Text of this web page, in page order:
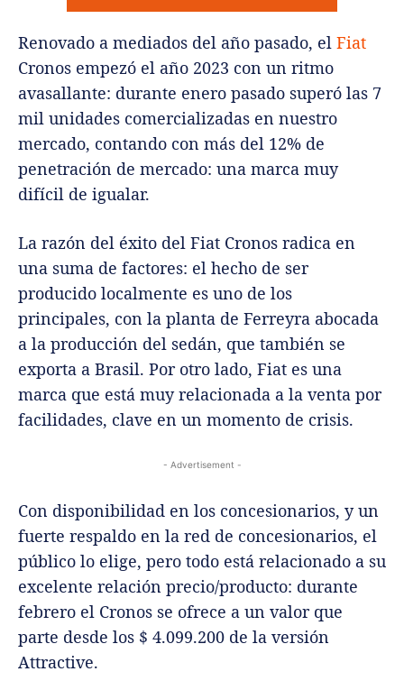
Renovado a mediados del año pasado, el Fiat
Cronos empezó el año 2023 con un ritmo
avasallante: durante enero pasado superó las 7
mil unidades comercializadas en nuestro
mercado, contando con más del 12% de
penetración de mercado: una marca muy
difícil de igualar.
La razón del éxito del Fiat Cronos radica en
una suma de factores: el hecho de ser
producido localmente es uno de los
principales, con la planta de Ferreyra abocada
a la producción del sedán, que también se
exporta a Brasil. Por otro lado, Fiat es una
marca que está muy relacionada a la venta por
facilidades, clave en un momento de crisis.
- Advertisement -
Con disponibilidad en los concesionarios, y un
fuerte respaldo en la red de concesionarios, el
público lo elige, pero todo está relacionado a su
excelente relación precio/producto: durante
febrero el Cronos se ofrece a un valor que
parte desde los $ 4.099.200 de la versión
Attractive.